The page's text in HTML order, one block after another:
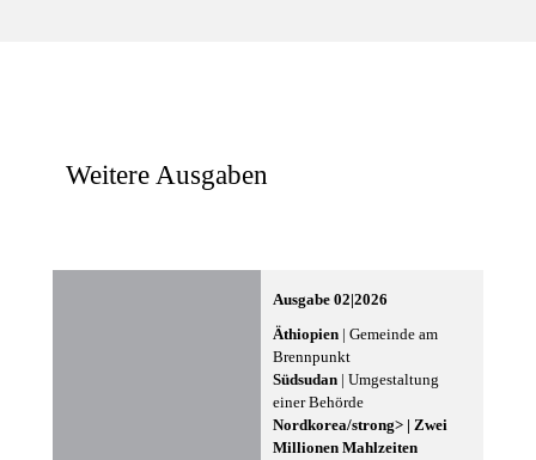
Weitere Ausgaben
Ausgabe 02|2026
Äthiopien | Gemeinde am
Brennpunkt
Südsudan | Umgestaltung
einer Behörde
Nordkorea/strong> | Zwei
Millionen Mahlzeiten